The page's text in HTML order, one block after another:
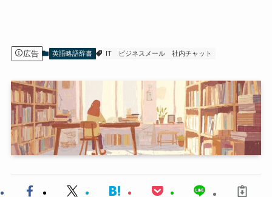
広告 英語略語辞書 IT ビジネスメール 社内チャット